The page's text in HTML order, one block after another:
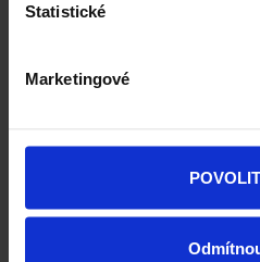
Statistické
Marketingové